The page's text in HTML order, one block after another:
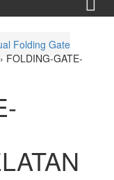
Folding Gate
› FOLDING-GATE-